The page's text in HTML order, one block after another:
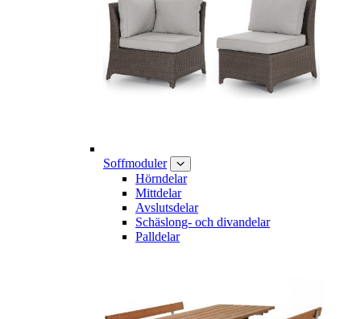
Soffmoduler
Hörndelar
Mittdelar
Avslutsdelar
Schäslong- och divandelar
Palldelar